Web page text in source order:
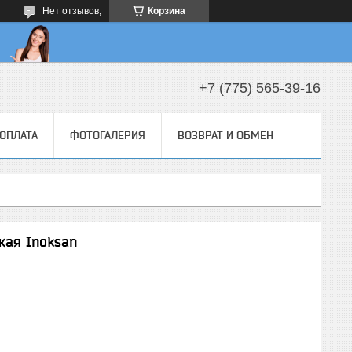
Корзина
Нет отзывов,
+7 (775) 565-39-16
ФОТОГАЛЕРИЯ ВОЗВРАТ И ОБМЕН
Inoksan